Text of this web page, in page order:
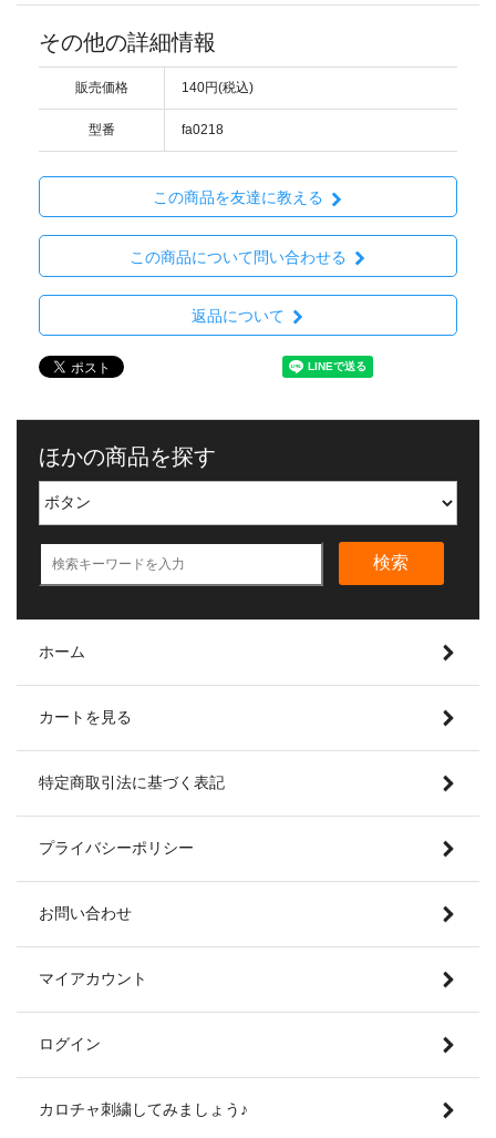
その他の詳細情報
販売価格 140円(税込)
型番 fa0218
この商品を友達に教える
この商品について問い合わせる
返品について
ほかの商品を探す
検索
ホーム
カートを見る
特定商取引法に基づく表記
プライバシーポリシー
お問い合わせ
マイアカウント
ログイン
カロチャ刺繍してみましょう♪